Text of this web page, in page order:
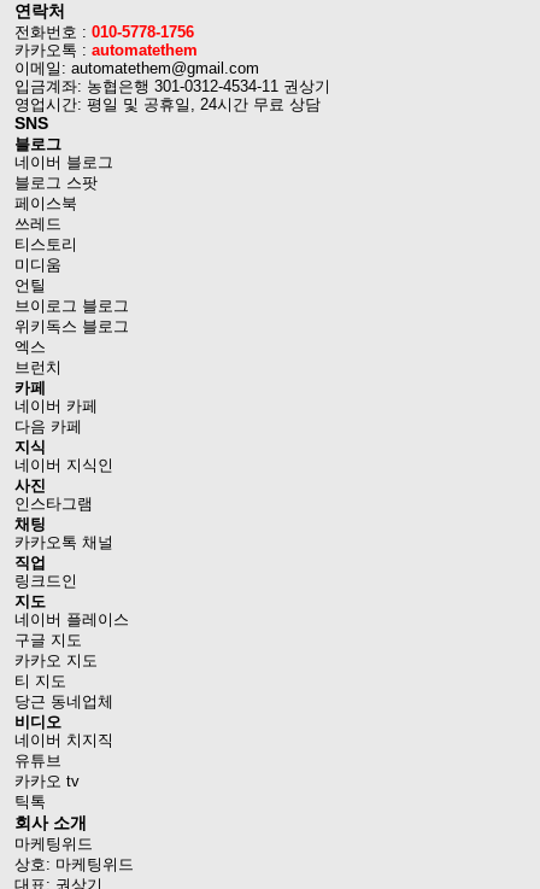
연락처
전화번호 : 010-5778-1756
카카오톡 : automatethem
이메일: automatethem@gmail.com
입금계좌: 농협은행 301-0312-4534-11 권상기
영업시간: 평일 및 공휴일, 24시간 무료 상담
SNS
블로그
네이버 블로그
블로그 스팟
페이스북
쓰레드
티스토리
미디움
언틸
브이로그 블로그
위키독스 블로그
엑스
브런치
카페
네이버 카페
다음 카페
지식
네이버 지식인
사진
인스타그램
채팅
카카오톡 채널
직업
링크드인
지도
네이버 플레이스
구글 지도
카카오 지도
티 지도
당근 동네업체
비디오
네이버 치지직
유튜브
카카오 tv
틱톡
회사 소개
마케팅위드
상호: 마케팅위드
대표: 권상기